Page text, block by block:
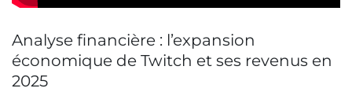
Analyse financière : l’expansion
économique de Twitch et ses revenus en
2025